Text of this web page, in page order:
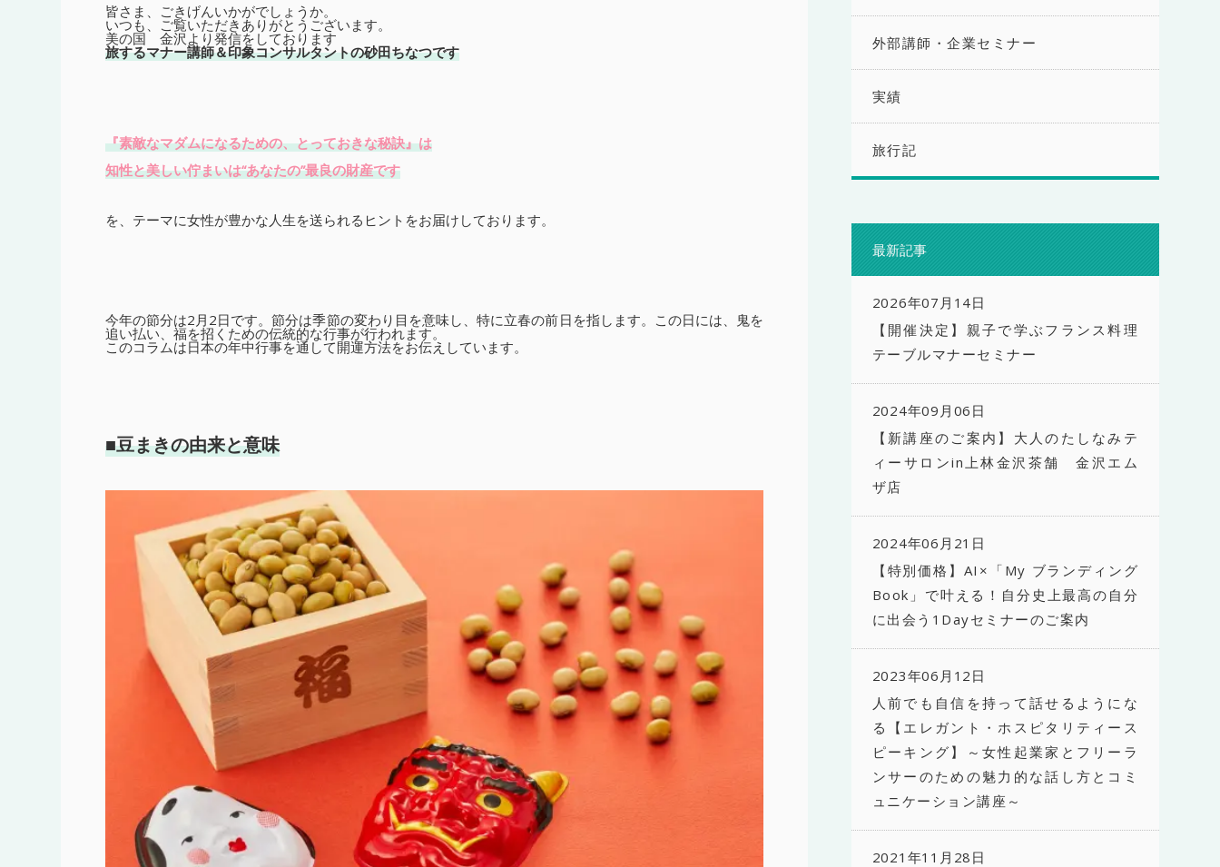
皆さま、ごきげんいかがでしょうか。
いつも、ご覧いただきありがとうございます。
美の国 金沢より発信をしております
旅するマナー講師＆印象コンサルタントの砂田ちなつです
『素敵なマダムになるための、とっておきな秘訣』は
知性と美しい佇まいは“あなたの”最良の財産です
を、テーマに女性が豊かな人生を送られるヒントをお届けしております。
今年の節分は2月2日です。節分は季節の変わり目を意味し、特に立春の前日を指します。この日には、鬼を
追い払い、福を招くための伝統的な行事が行われます。
このコラムは日本の年中行事を通して開運方法をお伝えしています。
■豆まきの由来と意味
外部講師・企業セミナー
実績
旅行記
最新記事
2026年07月14日
【開催決定】親子で学ぶフランス料理
テーブルマナーセミナー
2024年09月06日
【新講座のご案内】大人のたしなみテ
ィーサロンin上林金沢茶舗 金沢エム
ザ店
2024年06月21日
【特別価格】AI×「My ブランディング
Book」で叶える！自分史上最高の自分
に出会う1Dayセミナーのご案内
2023年06月12日
人前でも自信を持って話せるようにな
る【エレガント・ホスピタリティース
ピーキング】～女性起業家とフリーラ
ンサーのための魅力的な話し方とコミ
ュニケーション講座～
2021年11月28日